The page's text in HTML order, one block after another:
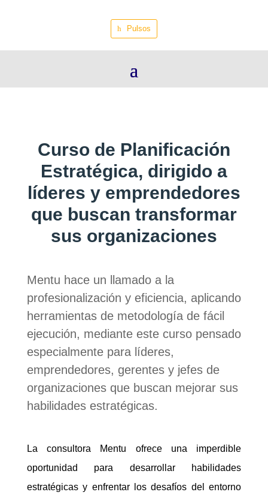
Pulsos
Curso de Planificación
Estratégica, dirigido a
líderes y emprendedores
que buscan transformar
sus organizaciones
Mentu hace un llamado a la
profesionalización y eficiencia, aplicando
herramientas de metodología de fácil
ejecución, mediante este curso pensado
especialmente para líderes,
emprendedores, gerentes y jefes de
organizaciones que buscan mejorar sus
habilidades estratégicas.
La consultora Mentu ofrece una imperdible
oportunidad para desarrollar habilidades
estratégicas y enfrentar los desafíos del entorno